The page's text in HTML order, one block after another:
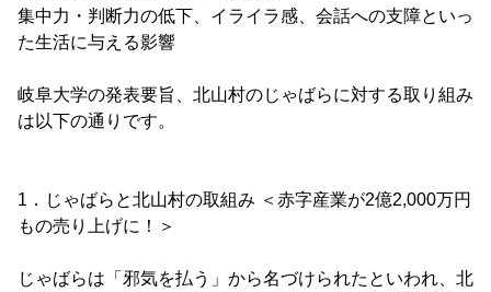
集中力・判断力の低下、イライラ感、会話への支障といっ
た生活に与える影響
岐阜大学の発表要旨、北山村のじゃばらに対する取り組み
は以下の通りです。
1．じゃばらと北山村の取組み ＜赤字産業が2億2,000万円
もの売り上げに！＞
じゃばらは「邪気を払う」から名づけられたといわれ、北